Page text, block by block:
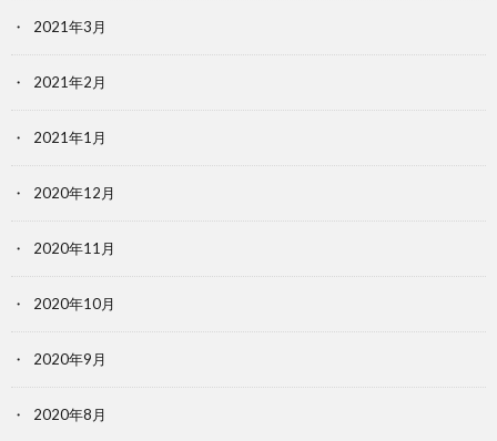
2021年3月
2021年2月
2021年1月
2020年12月
2020年11月
2020年10月
2020年9月
2020年8月